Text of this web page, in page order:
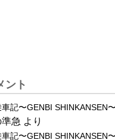
ント
記〜GENBI SHINKANSEN
準急 より
記〜GENBI SHINKANSEN